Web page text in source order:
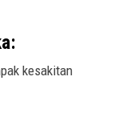
kesakitan